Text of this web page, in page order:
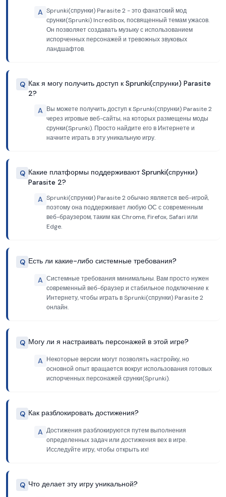
A Sprunki(спрунки) Parasite 2 - это фанатский мод
срунки(Sprunki) Incredibox, посвященный темам ужасов.
Он позволяет создавать музыку с использованием
испорченных персонажей и тревожных звуковых
ландшафтов.
Q Как я могу получить доступ к Sprunki(спрунки) Parasite
2?
A Вы можете получить доступ к Sprunki(спрунки) Parasite 2
через игровые веб-сайты, на которых размещены моды
срунки(Sprunki). Просто найдите его в Интернете и
начните играть в эту уникальную игру.
Q Какие платформы поддерживают Sprunki(спрунки)
Parasite 2?
A Sprunki(спрунки) Parasite 2 обычно является веб-игрой,
поэтому она поддерживает любую ОС с современным
веб-браузером, таким как Chrome, Firefox, Safari или
Edge.
Q Есть ли какие-либо системные требования?
A Системные требования минимальны. Вам просто нужен
современный веб-браузер и стабильное подключение к
Интернету, чтобы играть в Sprunki(спрунки) Parasite 2
онлайн.
Q Могу ли я настраивать персонажей в этой игре?
A Некоторые версии могут позволять настройку, но
основной опыт вращается вокруг использования готовых
испорченных персонажей срунки(Sprunki).
Q Как разблокировать достижения?
A Достижения разблокируются путем выполнения
определенных задач или достижения вех в игре.
Исследуйте игру, чтобы открыть их!
Q Что делает эту игру уникальной?